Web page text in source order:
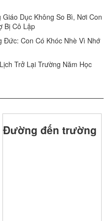
Dục Không So Bì, Nơi Con
Bị Cô Lập
Đức: Con Có Khóc Nhè Vì Nhớ
Trở Lại Trường Năm Học
Đường đến trường